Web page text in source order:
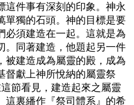
這件事有深刻的印象。神永
單獨的石頭。神的目標是要
必須建造在一起。這就是為
。同著建造，他題起另一件
被建造成為屬靈的殿，成為
督獻上神所悅納的屬靈祭
節看見，建造起來之屬靈
這裏繙作『祭司體系』的希